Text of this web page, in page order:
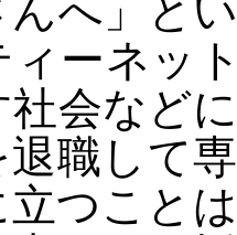
んへ」と
ィーネッ
会など
職して
つこと